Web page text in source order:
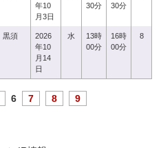
年10
月3日
30分
30分
黒須
2026
年10
月14
日
水
13時
00分
16時
00分
8
6 7 8 9